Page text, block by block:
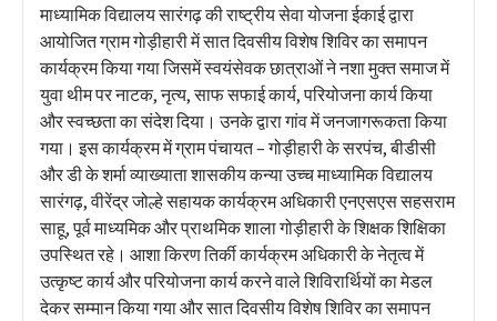
माध्यामिक विद्यालय सारंगढ़ की राष्ट्रीय सेवा योजना ईकाई द्वारा
आयोजित ग्राम गोड़ीहारी में सात दिवसीय विशेष शिविर का समापन
कार्यक्रम किया गया जिसमें स्वयंसेवक छात्राओं ने नशा मुक्त समाज में
युवा थीम पर नाटक, नृत्य, साफ सफाई कार्य, परियोजना कार्य किया
और स्वच्छता का संदेश दिया। उनके द्वारा गांव में जनजागरूकता किया
गया। इस कार्यक्रम में ग्राम पंचायत – गोड़ीहारी के सरपंच, बीडीसी
और डी के शर्मा व्याख्याता शासकीय कन्या उच्च माध्यामिक विद्यालय
सारंगढ़, वीरेंद्र जोल्हे सहायक कार्यक्रम अधिकारी एनएसएस सहसराम
साहू, पूर्व माध्यमिक और प्राथमिक शाला गोड़ीहारी के शिक्षक शिक्षिका
उपस्थित रहे। आशा किरण तिर्की कार्यक्रम अधिकारी के नेतृत्व में
उत्कृष्ट कार्य और परियोजना कार्य करने वाले शिविरार्थियों का मेडल
देकर सम्मान किया गया और सात दिवसीय विशेष शिविर का समापन